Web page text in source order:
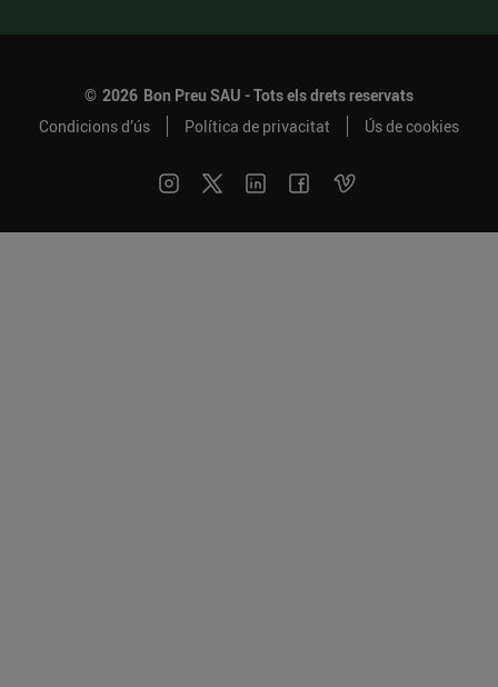
© 2026 Bon Preu SAU - Tots els drets reservats
Condicions d’ús
Política de privacitat Ús de cookies